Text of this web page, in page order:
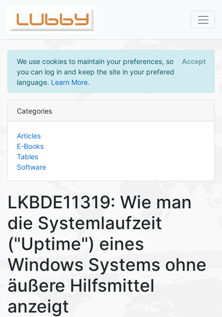
We use cookies to maintain your preferences, so
you can log in and keep the site in your prefered
language. Learn More.
Accept
Categories
Articles
E-Books
Tables
Software
LKBDE11319: Wie man
die Systemlaufzeit
("Uptime") eines
Windows Systems ohne
äußere Hilfsmittel
anzeigt